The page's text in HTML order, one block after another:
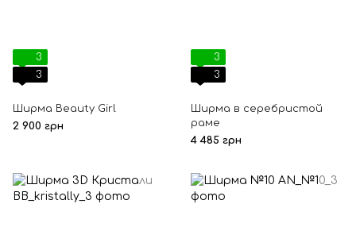
3
3
Ширма Beauty Girl
2 900 грн
3
3
Ширма в серебристой
раме
4 485 грн